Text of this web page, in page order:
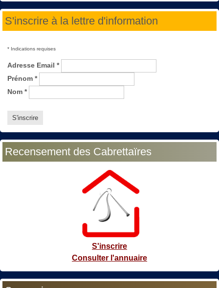
S'inscrire à la lettre d'information
* Indications requises
Adresse Email *
Prénom *
Nom *
Recensement des Cabrettaïres
S'inscrire
Consulter l'annuaire